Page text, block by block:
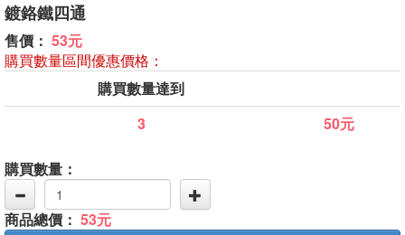
鍍鉻鐵四通
售價： 53元
購買數量區間優惠價格：
購買數量達到
3
50元
購買數量：
商品總價： 53元